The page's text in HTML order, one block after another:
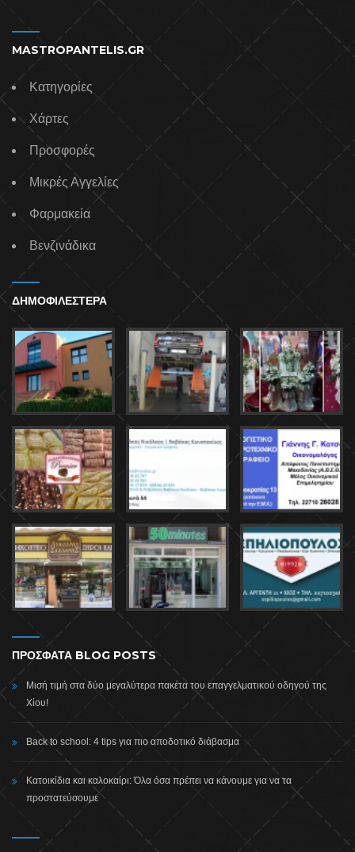
MASTROPANTELIS.GR
Κατηγορίες
Χάρτες
Προσφορές
Μικρές Αγγελίες
Φαρμακεία
Βενζινάδικα
ΔΗΜΟΦΙΛΕΣΤΕΡΑ
ΠΡΟΣΦΑΤΑ BLOG POSTS
Μισή τιμή στα δύο μεγαλύτερα πακέτα του επαγγελματικού οδηγού της
Χίου!
Back to school: 4 tips για πιο αποδοτικό διάβασμα
Κατοικίδια και καλοκαίρι: Όλα όσα πρέπει να κάνουμε για να τα
προστατεύσουμε